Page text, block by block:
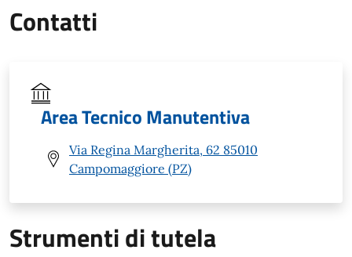
Contatti
Area Tecnico Manutentiva
Via Regina Margherita, 62 85010
Campomaggiore (PZ)
Strumenti di tutela